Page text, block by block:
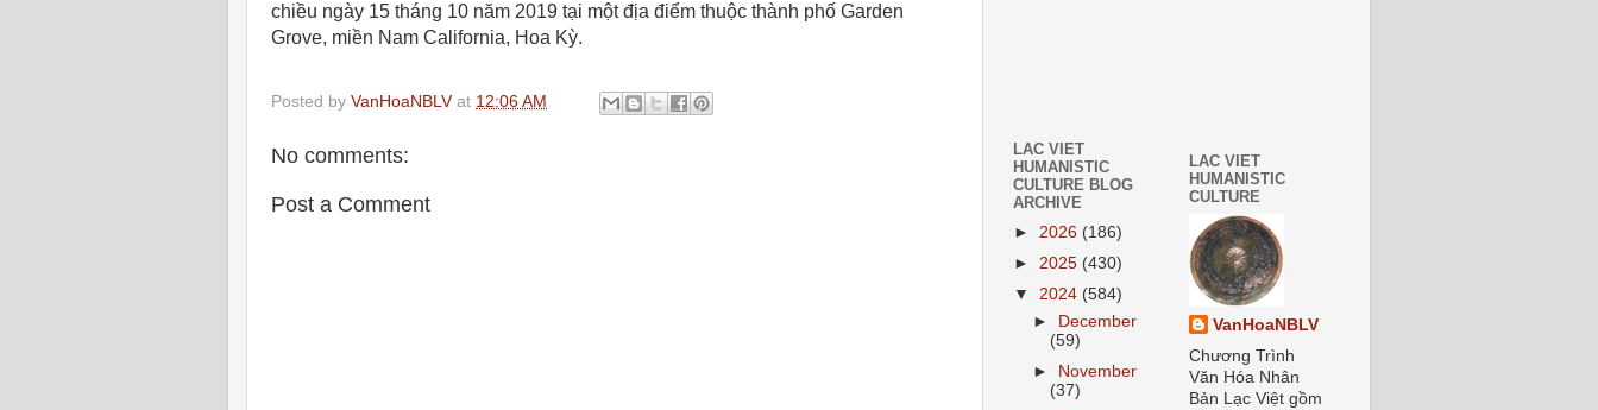
chiều ngày 15 tháng 10 năm 2019 tại một địa điểm thuộc thành phố Garden
Grove, miền Nam California, Hoa Kỳ.
Posted by VanHoaNBLV at 12:06 AM
No comments:
Post a Comment
LAC VIET
HUMANISTIC
CULTURE BLOG
ARCHIVE
► 2026 (186)
► 2025 (430)
▼ 2024 (584)
►
December
(59)
►
November
(37)
LAC VIET
HUMANISTIC
CULTURE
VanHoaNBLV
Chương Trình
Văn Hóa Nhân
Bản Lạc Việt gồm